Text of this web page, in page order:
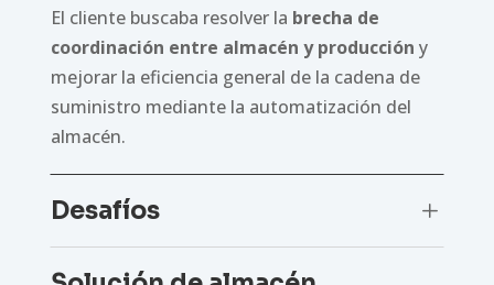
El cliente buscaba resolver la brecha de
coordinación entre almacén y producción y
mejorar la eficiencia general de la cadena de
suministro mediante la automatización del
almacén.
Desafíos L